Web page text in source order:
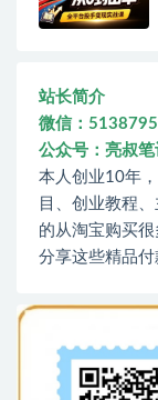
站长简介
微信：
公众号：亮叔笔
本人创业10年
目、创业教程
的从淘宝购买
分享这些精品付